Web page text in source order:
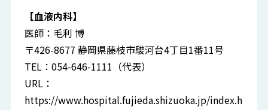
【血液内科】
医師：毛利 博
〒426-8677 静岡県藤枝市駿河台4丁目1番11号
TEL：054-646-1111（代表）
URL：
https://www.hospital.fujieda.shizuoka.jp/index.h